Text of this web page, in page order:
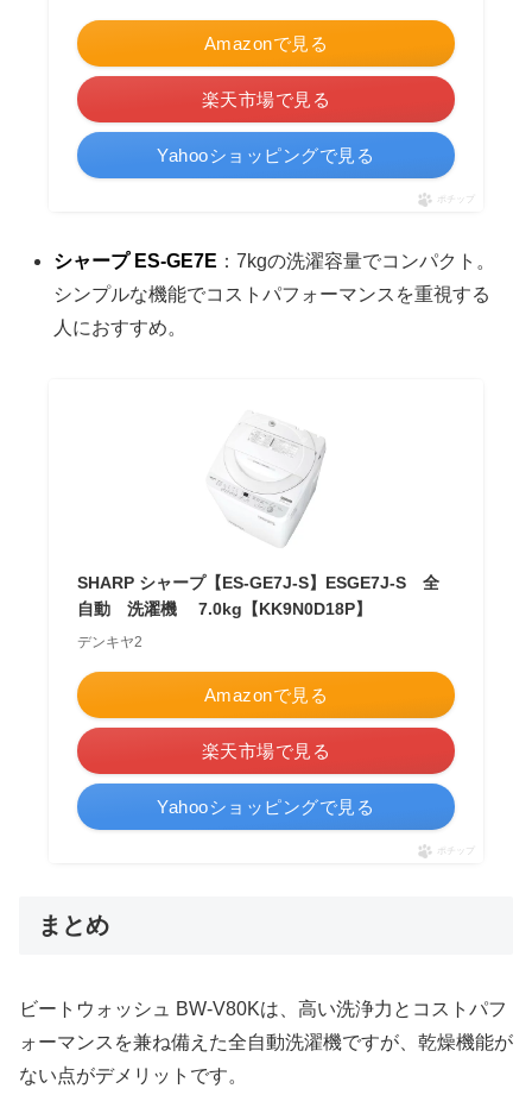
Amazonで見る
楽天市場で見る
Yahooショッピングで見る
ポチップ
シャープ ES-GE7E ：7kgの洗濯容量でコンパクト。
シンプルな機能でコストパフォーマンスを重視する
人におすすめ。
SHARP シャープ【ES-GE7J-S】ESGE7J-S 全
自動 洗濯機 7.0kg【KK9N0D18P】
デンキヤ2
Amazonで見る
楽天市場で見る
Yahooショッピングで見る
ポチップ
まとめ
ビートウォッシュ BW-V80Kは、高い洗浄力とコストパフ
ォーマンスを兼ね備えた全自動洗濯機ですが、乾燥機能が
ない点がデメリットです。